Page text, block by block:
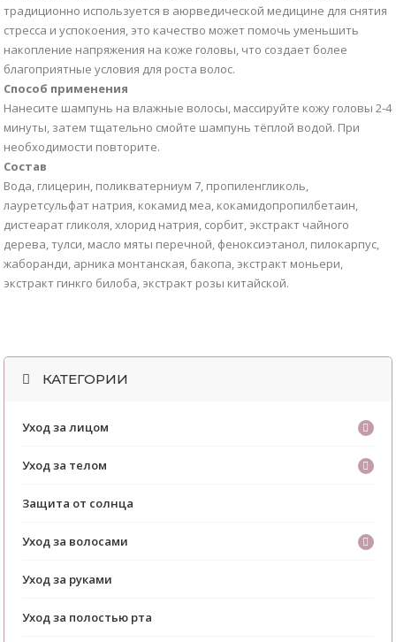
традиционно используется в аюрведической медицине для снятия
стресса и успокоения, это качество может помочь уменьшить
накопление напряжения на коже головы, что создает более
благоприятные условия для роста волос.
Способ применения
Нанесите шампунь на влажные волосы, массируйте кожу головы 2-4
минуты, затем тщательно смойте шампунь тёплой водой. При
необходимости повторите.
Состав
Вода, глицерин, поликватерниум 7, пропиленгликоль,
лауретсульфат натрия, кокамид меа, кокамидопропилбетаин,
дистеарат гликоля, хлорид натрия, сорбит, экстракт чайного
дерева, тулси, масло мяты перечной, феноксиэтанол, пилокарпус,
жаборанди, арника монтанская, бакопа, экстракт моньери,
экстракт гинкго билоба, экстракт розы китайской.
КАТЕГОРИИ
Уход за лицом
Уход за телом
Защита от солнца
Уход за волосами
Уход за руками
Уход за полостью рта